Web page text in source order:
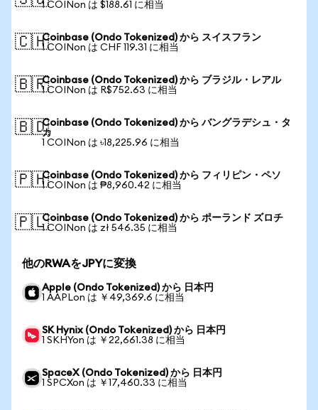
1 COINon は $188.61 に相当
🇨🇭Coinbase (Ondo Tokenized) から スイスフラン
1 COINon は CHF 119.31 に相当
🇧🇷Coinbase (Ondo Tokenized) から ブラジル・レアル
1 COINon は R$752.63 に相当
🇧🇩Coinbase (Ondo Tokenized) から バングラデシュ・タ
カ
1 COINon は ৳18,225.96 に相当
🇵🇭Coinbase (Ondo Tokenized) から フィリピン・ペソ
1 COINon は ₱8,960.42 に相当
🇵🇱Coinbase (Ondo Tokenized) から ポーランド ズロチ
1 COINon は zł 546.35 に相当
他のRWAをJPYに変換
Apple (Ondo Tokenized) から 日本円
1 AAPLon は ￥49,369.6 に相当
SK Hynix (Ondo Tokenized) から 日本円
1 SKHYon は ￥22,661.38 に相当
SpaceX (Ondo Tokenized) から 日本円
1 SPCXon は ￥17,460.33 に相当